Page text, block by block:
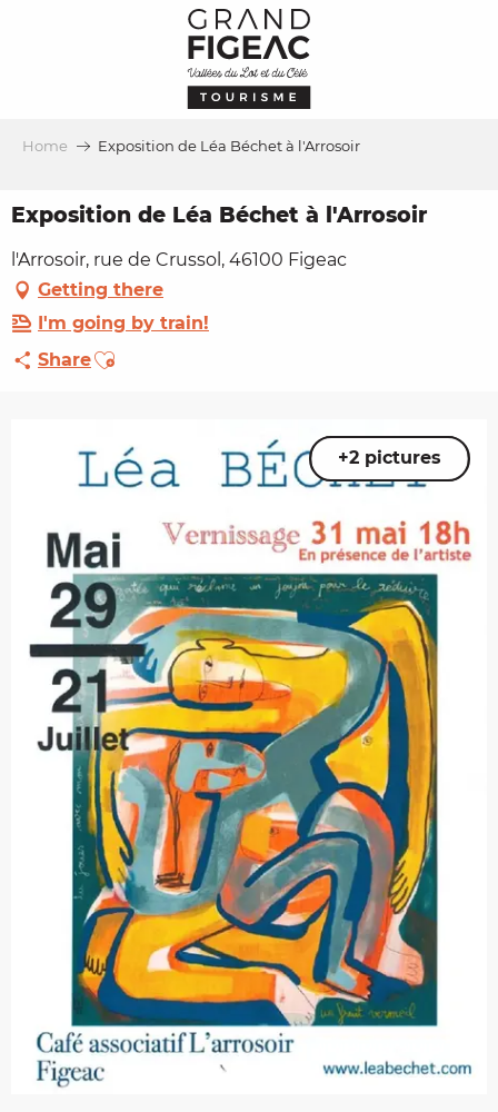
Home Exposition de Léa Béchet à l'Arrosoir
Exposition de Léa Béchet à l'Arrosoir
l'Arrosoir, rue de Crussol, 46100 Figeac
Getting there
I'm going by train!
ShareAjouter aux favoris
+2 pictures